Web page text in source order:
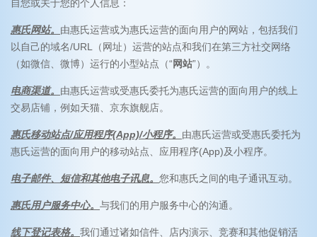
自您或关于您的个人信息：
惠氏网站。 由惠氏运营或为惠氏运营的面向用户的网站，包括我们
以自己的域名/URL（网址）运营的站点和我们在第三方社交网络
（如微信、微博）运行的小型站点（“网站”）。
电商渠道。 由惠氏运营或受惠氏委托为惠氏运营的面向用户的线上
交易店铺，例如天猫、京东旗舰店。
惠氏移动站点/应用程序(App)/小程序。 由惠氏运营或受惠氏委托为
惠氏运营的面向用户的移动站点、应用程序(App)及小程序。
电子邮件、短信和其他电子讯息。 您和惠氏之间的电子通讯互动。
惠氏用户服务中心。 与我们的用户服务中心的沟通。
线下登记表格。 我们通过诸如信件、店内演示、竞赛和其他促销活